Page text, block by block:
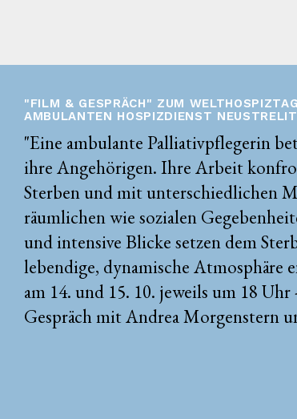
"FILM & GESPRÄCH" ZUM
AMBULANTEN HOSPIZDIENST
"Eine ambulante Palliativpflegerin
ihre Angehörigen. Ihre Arbeit
Sterben und mit unterschiedlichen
räumlichen wie sozialen
und intensive Blicke setzen dem
lebendige, dynamische Atmosphäre
am 14. und 15. 10. jeweils um 18 Uhr
Gespräch mit Andrea Morgenstern